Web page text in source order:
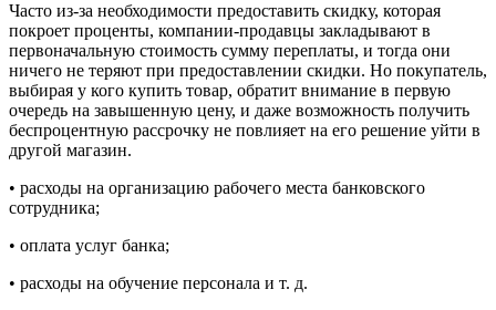
Часто из-за необходимости предоставить скидку, которая
покроет проценты, компании-продавцы закладывают в
первоначальную стоимость сумму переплаты, и тогда они
ничего не теряют при предоставлении скидки. Но покупатель,
выбирая у кого купить товар, обратит внимание в первую
очередь на завышенную цену, и даже возможность получить
беспроцентную рассрочку не повлияет на его решение уйти в
другой магазин.
• расходы на организацию рабочего места банковского
сотрудника;
• оплата услуг банка;
• расходы на обучение персонала и т. д.